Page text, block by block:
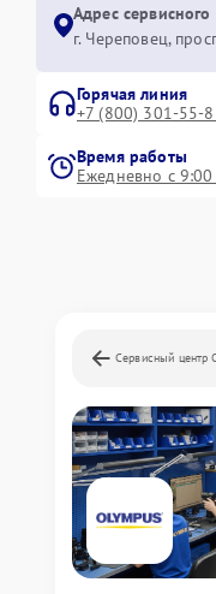
Адрес
г. Череповец,
Горячая линия
+7 (800) 301-55-
Время работы
Ежедневно с
Сервисный центр